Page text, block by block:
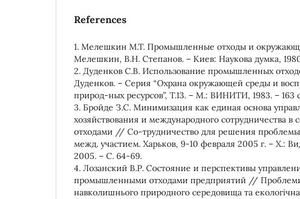
References
1. Мелешкин М.Т. Промышленные отходы и
Мелешкин, В.Н. Степанов. – Киев: Наукова думка, 1980
2. Дуденков С.В. Использование промышленных
Дуденков. – Серия “Охрана окружающей среды и
природ-ных ресурсов”, Т.13. – М.: ВИНИТИ, 1983. – 163
3. Бройде З.С. Минимизация как единая основа
хозяйствования и международного сотрудничества
отходами // Со-трудничество для решения проблемы
межд. участием. Харьков, 9-10 февраля 2005 г. – Х.:
2005. – С. 64-69.
4. Лозанский В.Р. Состояние и перспективы
промышленными отходами предприятий //
навколишнього природного середовища та